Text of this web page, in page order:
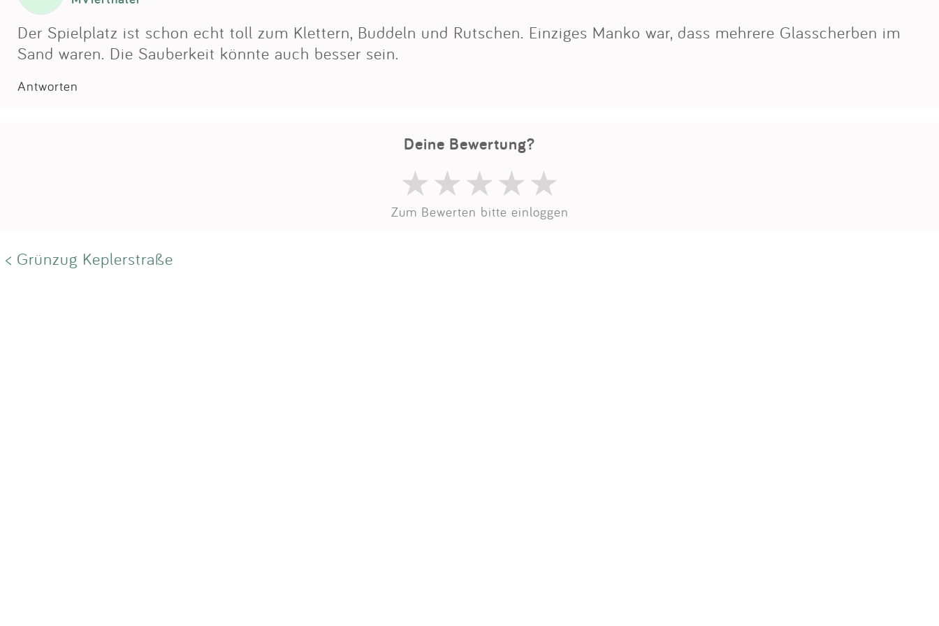
Der Spielplatz ist schon echt toll zum Klettern, Buddeln und Rutschen. Einziges Manko war, dass mehrere Glasscherben im
Sand waren. Die Sauberkeit könnte auch besser sein.
Antworten
Deine Bewertung?
Zum Bewerten bitte einloggen
< Grünzug Keplerstraße